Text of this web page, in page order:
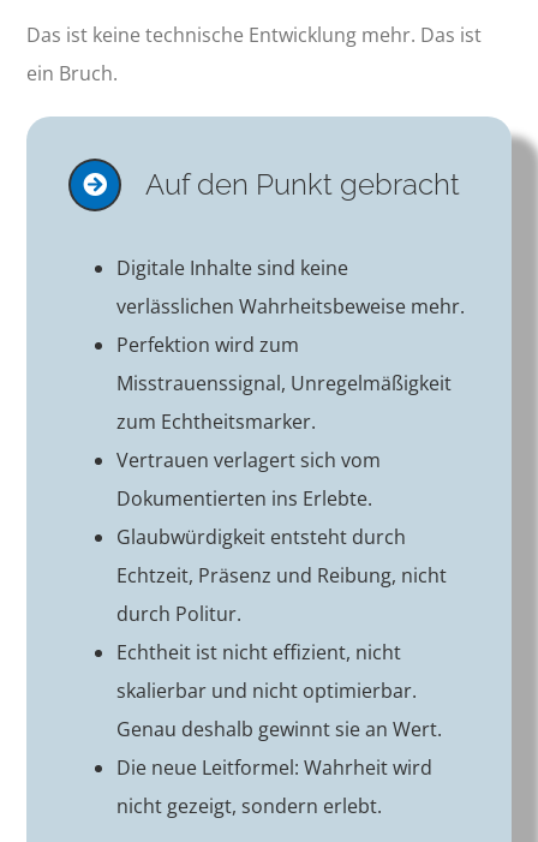
Das ist keine technische Entwicklung mehr. Das ist
ein Bruch.
Auf den Punkt gebracht
Digitale Inhalte sind keine
verlässlichen Wahrheitsbeweise mehr.
Perfektion wird zum
Misstrauenssignal, Unregelmäßigkeit
zum Echtheitsmarker.
Vertrauen verlagert sich vom
Dokumentierten ins Erlebte.
Glaubwürdigkeit entsteht durch
Echtzeit, Präsenz und Reibung, nicht
durch Politur.
Echtheit ist nicht effizient, nicht
skalierbar und nicht optimierbar.
Genau deshalb gewinnt sie an Wert.
Die neue Leitformel: Wahrheit wird
nicht gezeigt, sondern erlebt.